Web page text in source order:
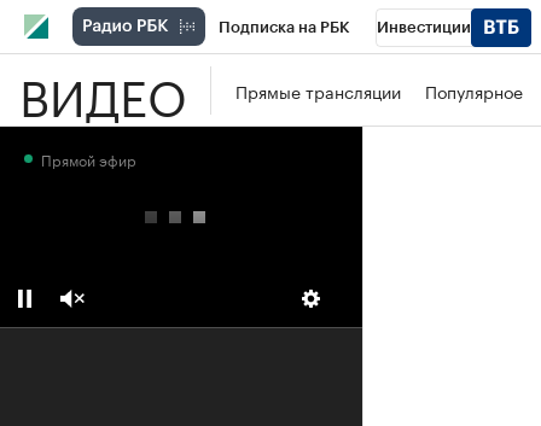
Подписка на РБК Инвестиции
ВИДЕО Прямые трансляции Популярное
Прямой эфир